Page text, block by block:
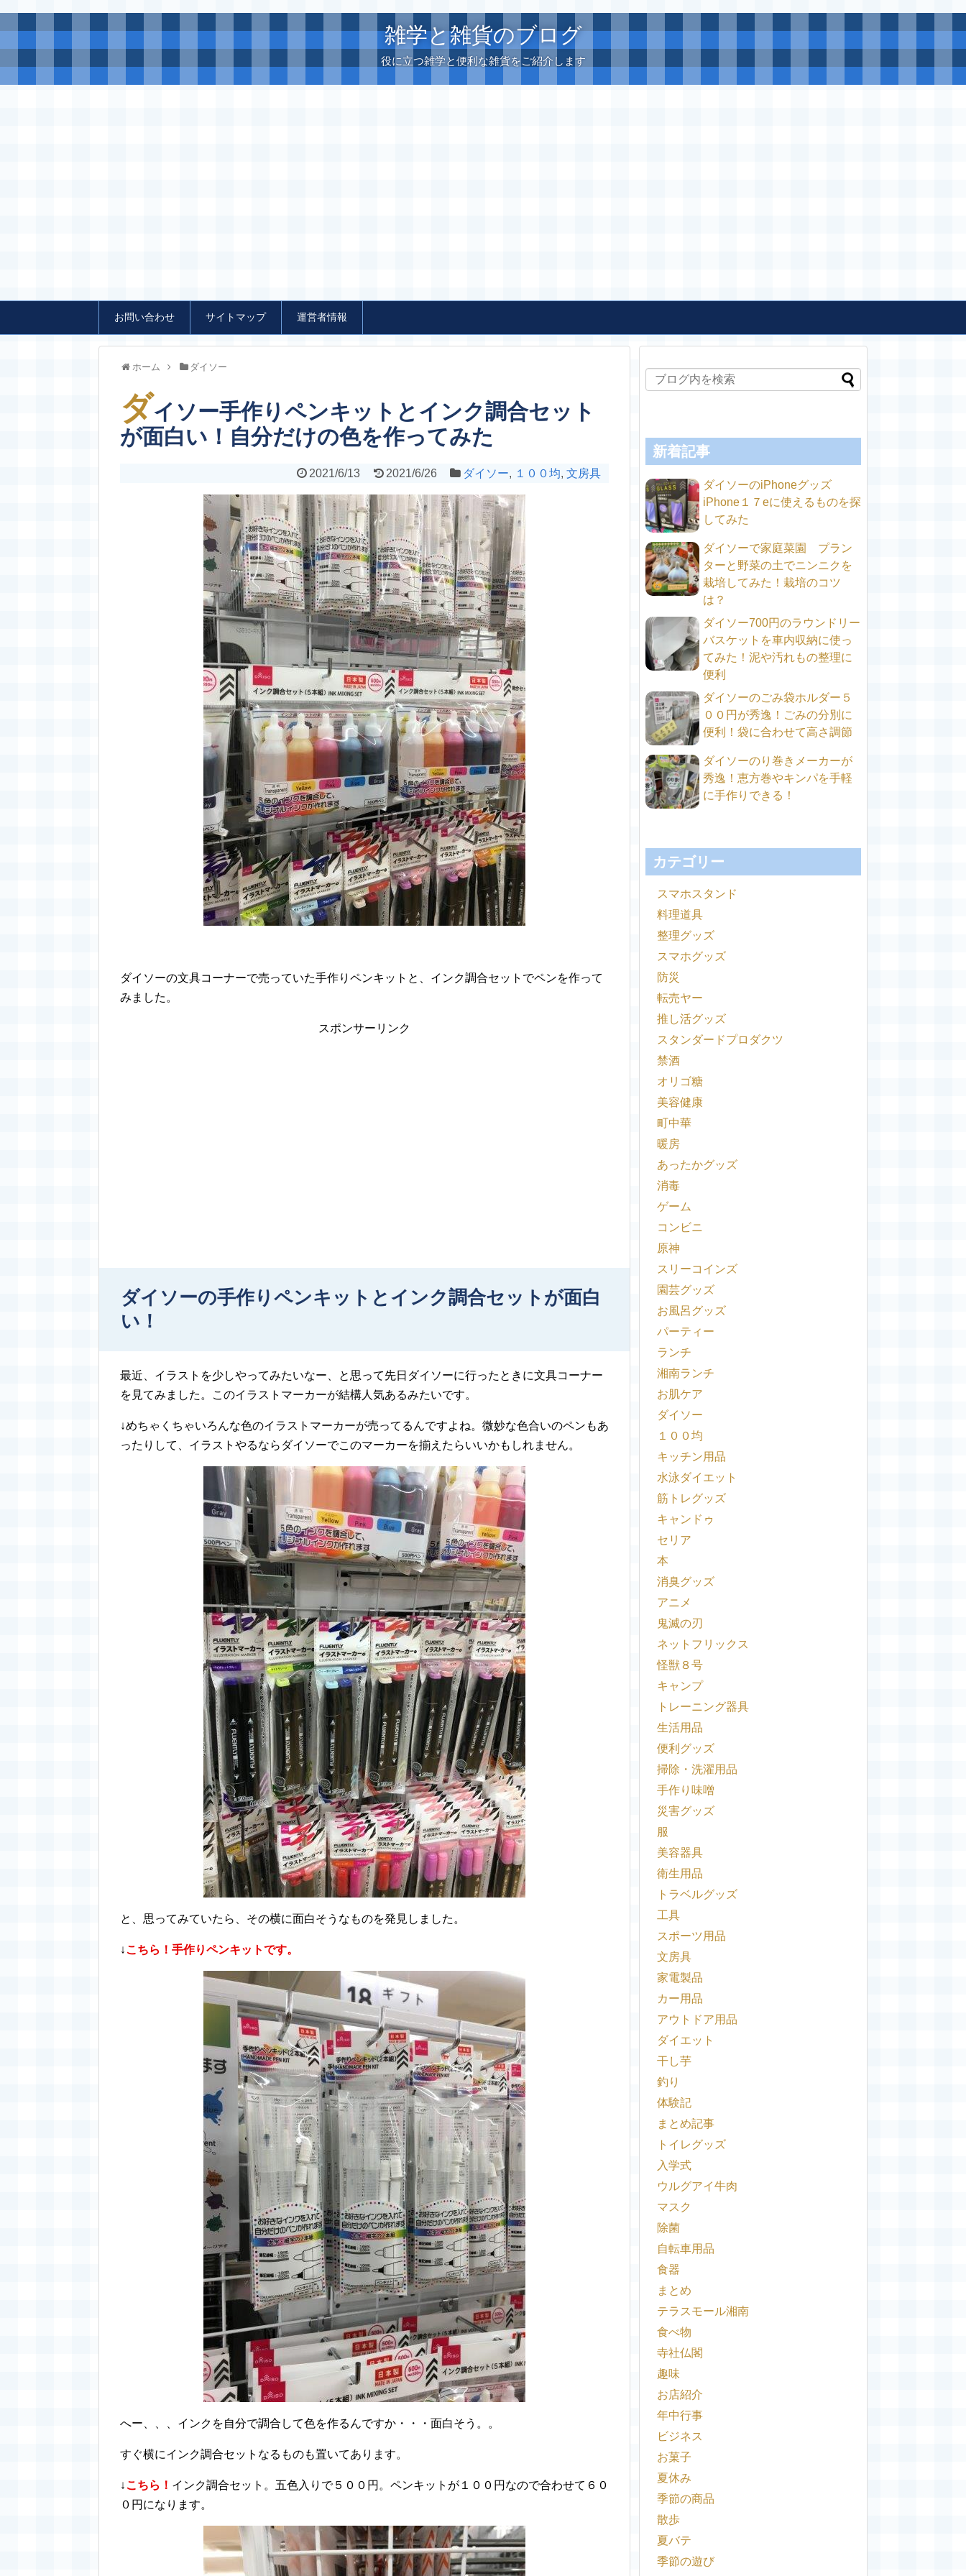
雑学と雑貨のブログ
役に立つ雑学と便利な雑貨をご紹介します
お問い合わせ サイトマップ 運営者情報
ホーム ダイソー
ダイソー手作りペンキットとインク調合セット
が面白い！自分だけの色を作ってみた
2021/6/13 2021/6/26 ダイソー, １００均, 文房具
ダイソーの文具コーナーで売っていた手作りペンキットと、インク調合セットでペンを作って
みました。
スポンサーリンク
ダイソーの手作りペンキットとインク調合セットが面白
い！
最近、イラストを少しやってみたいなー、と思って先日ダイソーに行ったときに文具コーナー
を見てみました。このイラストマーカーが結構人気あるみたいです。
↓めちゃくちゃいろんな色のイラストマーカーが売ってるんですよね。微妙な色合いのペンもあ
ったりして、イラストやるならダイソーでこのマーカーを揃えたらいいかもしれません。
と、思ってみていたら、その横に面白そうなものを発見しました。
↓こちら！手作りペンキットです。
へー、、、インクを自分で調合して色を作るんですか・・・面白そう。。
すぐ横にインク調合セットなるものも置いてあります。
↓こちら！ インク調合セット。五色入りで５００円。ペンキットが１００円なので合わせて６０
０円になります。
新着記事
ダイソーのiPhoneグッズ
iPhone１７eに使えるものを探
してみた
ダイソーで家庭菜園 プラン
ターと野菜の土でニンニクを
栽培してみた！栽培のコツ
は？
ダイソー700円のラウンドリー
バスケットを車内収納に使っ
てみた！泥や汚れもの整理に
便利
ダイソーのごみ袋ホルダー５
００円が秀逸！ごみの分別に
便利！袋に合わせて高さ調節
ダイソーのり巻きメーカーが
秀逸！恵方巻やキンパを手軽
に手作りできる！
カテゴリー
スマホスタンド
料理道具
整理グッズ
スマホグッズ
防災
転売ヤー
推し活グッズ
スタンダードプロダクツ
禁酒
オリゴ糖
美容健康
町中華
暖房
あったかグッズ
消毒
ゲーム
コンビニ
原神
スリーコインズ
園芸グッズ
お風呂グッズ
パーティー
ランチ
湘南ランチ
お肌ケア
ダイソー
１００均
キッチン用品
水泳ダイエット
筋トレグッズ
キャンドゥ
セリア
本
消臭グッズ
アニメ
鬼滅の刃
ネットフリックス
怪獣８号
キャンプ
トレーニング器具
生活用品
便利グッズ
掃除・洗濯用品
手作り味噌
災害グッズ
服
美容器具
衛生用品
トラベルグッズ
工具
スポーツ用品
文房具
家電製品
カー用品
アウトドア用品
ダイエット
干し芋
釣り
体験記
まとめ記事
トイレグッズ
入学式
ウルグアイ牛肉
マスク
除菌
自転車用品
食器
まとめ
テラスモール湘南
食べ物
寺社仏閣
趣味
お店紹介
年中行事
ビジネス
お菓子
夏休み
季節の商品
散歩
夏バテ
季節の遊び